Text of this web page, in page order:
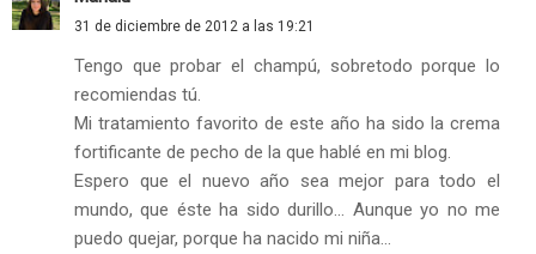
31 de diciembre de 2012 a las 19:21
Tengo que probar el champú, sobretodo porque lo
recomiendas tú.
Mi tratamiento favorito de este año ha sido la crema
fortificante de pecho de la que hablé en mi blog.
Espero que el nuevo año sea mejor para todo el
mundo, que éste ha sido durillo... Aunque yo no me
puedo quejar, porque ha nacido mi niña...